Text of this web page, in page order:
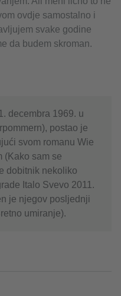
ovdje samostalno i
svake godine
da budem skroman.
decembra 1969. u
postao je
svom romanu Wie
(Kako sam se
dobitnik nekoliko
Italo Svevo 2011.
je njegov posljednji
umiranje).